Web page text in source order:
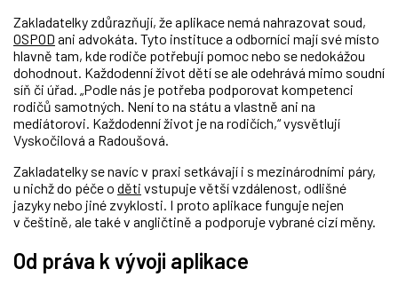
Zakladatelky zdůrazňují, že aplikace nemá nahrazovat soud,
OSPOD ani advokáta. Tyto instituce a odborníci mají své místo
hlavně tam, kde rodiče potřebují pomoc nebo se nedokážou
dohodnout. Každodenní život dětí se ale odehrává mimo soudní
síň či úřad. „Podle nás je potřeba podporovat kompetenci
rodičů samotných. Není to na státu a vlastně ani na
mediátorovi. Každodenní život je na rodičích,“ vysvětlují
Vyskočilová a Radoušová.
Zakladatelky se navíc v praxi setkávají i s mezinárodními páry,
u nichž do péče o děti vstupuje větší vzdálenost, odlišné
jazyky nebo jiné zvyklosti. I proto aplikace funguje nejen
v češtině, ale také v angličtině a podporuje vybrané cizí měny.
Od práva k vývoji aplikace